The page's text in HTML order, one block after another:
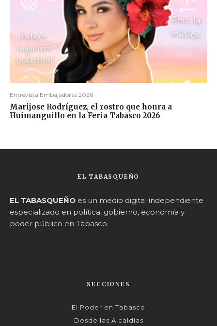
Entrevista Embajadoras 2026
Marijose Rodríguez, el rostro que honra a
Huimanguillo en la Feria Tabasco 2026
EL TABASQUEÑO
EL TABASQUEÑO es un medio digital independiente
especializado en política, gobierno, economía y
poder público en Tabasco.
SECCIONES
El Poder en Tabasco
Desde las Alcaldías